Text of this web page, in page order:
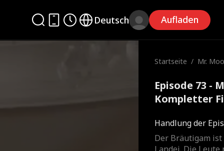
Deutsch Aufladen
Startseite / Mr.
Episode 73 -
Kompletter
Handlung der
Der Bräutigam